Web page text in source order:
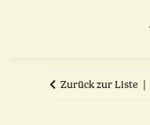
Zurück zur Liste